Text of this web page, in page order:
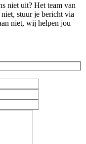
niet uit? Het team van
stuur je bericht via
niet, wij helpen jou